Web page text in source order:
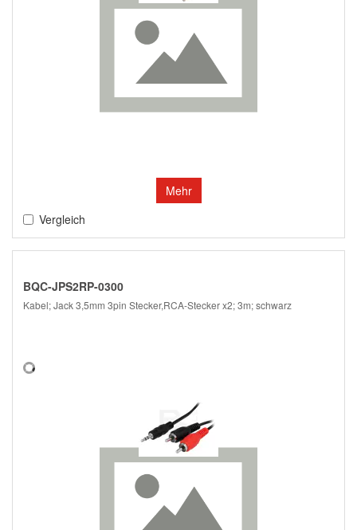
Mehr
Vergleich
BQC-JPS2RP-0300
Kabel; Jack 3,5mm 3pin Stecker,RCA-Stecker x2; 3m; schwarz